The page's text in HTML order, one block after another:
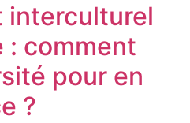
interculturel
: comment
pour en
?